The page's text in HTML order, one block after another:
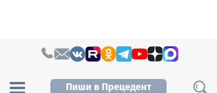
Пиши в Прецедент